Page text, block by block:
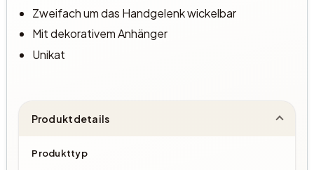
Zweifach um das Handgelenk wickelbar
Mit dekorativem Anhänger
Unikat
Produktdetails
Produkttyp